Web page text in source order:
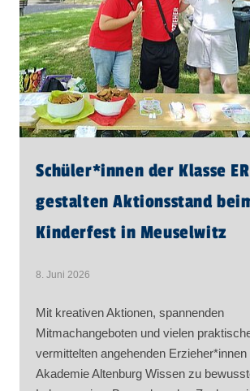
Schüler​*innen der Klasse
gestalten Aktionsstand
Kinderfest in Meuselwitz
8. Juni 2026
Mit kreativen Aktionen, spannenden
Mitmachangeboten und vielen
vermittelten angehenden
Akademie Altenburg Wissen zu